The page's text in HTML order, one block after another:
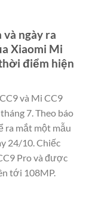
ngày ra
Xiaomi Mi
điểm hiện
và Mi CC9
7. Theo báo
ra mắt một mẫu
24/10. Chiếc
Pro và được
tới 108MP.